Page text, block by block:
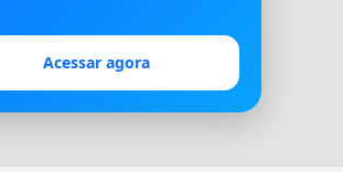
Acessar agora